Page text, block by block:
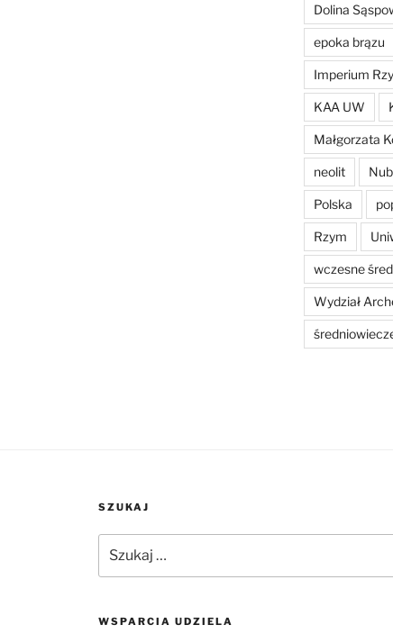
Dolina
epoka brązu
Imperium
KAA UW
Małgorzata
neolit
Polska
Rzym
wczesne
Wydział
SZUKAJ
WSPARCIA UDZIELA